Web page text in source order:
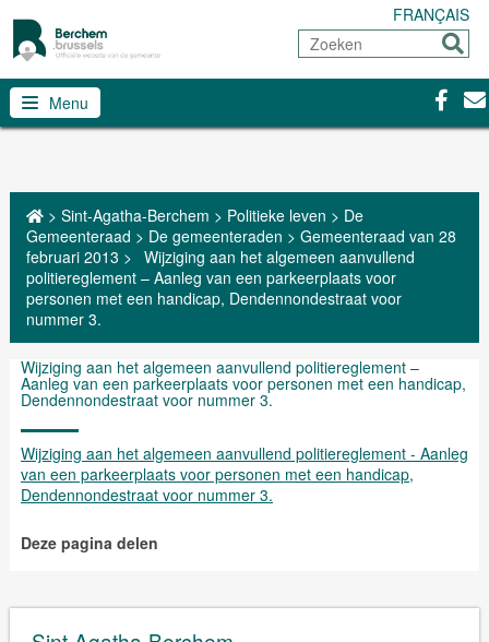
FRANÇAIS
Zoeken
Sturen
Menu
> Sint-Agatha-Berchem > Politieke leven > De
Gemeenteraad > De gemeenteraden > Gemeenteraad van 28
februari 2013 > Wijziging aan het algemeen aanvullend
politiereglement – Aanleg van een parkeerplaats voor
personen met een handicap, Dendennondestraat voor
nummer 3.
Wijziging aan het algemeen aanvullend politiereglement –
Aanleg van een parkeerplaats voor personen met een handicap,
Dendennondestraat voor nummer 3.
Wijziging aan het algemeen aanvullend politiereglement - Aanleg
van een parkeerplaats voor personen met een handicap,
Dendennondestraat voor nummer 3.
Deze pagina delen